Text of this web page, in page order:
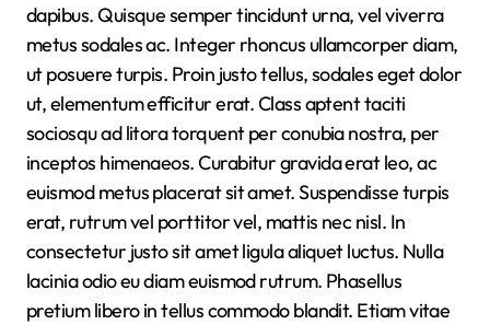
dapibus. Quisque semper tincidunt urna, vel viverra
metus sodales ac. Integer rhoncus ullamcorper diam,
ut posuere turpis. Proin justo tellus, sodales eget dolor
ut, elementum efficitur erat. Class aptent taciti
sociosqu ad litora torquent per conubia nostra, per
inceptos himenaeos. Curabitur gravida erat leo, ac
euismod metus placerat sit amet. Suspendisse turpis
erat, rutrum vel porttitor vel, mattis nec nisl. In
consectetur justo sit amet ligula aliquet luctus. Nulla
lacinia odio eu diam euismod rutrum. Phasellus
pretium libero in tellus commodo blandit. Etiam vitae